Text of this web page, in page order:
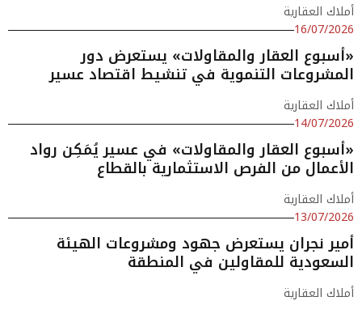
أملاك العقارية
16/07/2026
«أسبوع العقار والمقاولات» يستعرض دور
المشروعات التنموية في تنشيط اقتصاد عسير
أملاك العقارية
14/07/2026
«أسبوع العقار والمقاولات» في عسير يُمَكِن رواد
الأعمال من الفرص الاستثمارية بالقطاع
أملاك العقارية
13/07/2026
أمير نجران يستعرض جهود ومشروعات الهيئة
السعودية للمقاولين في المنطقة
أملاك العقارية